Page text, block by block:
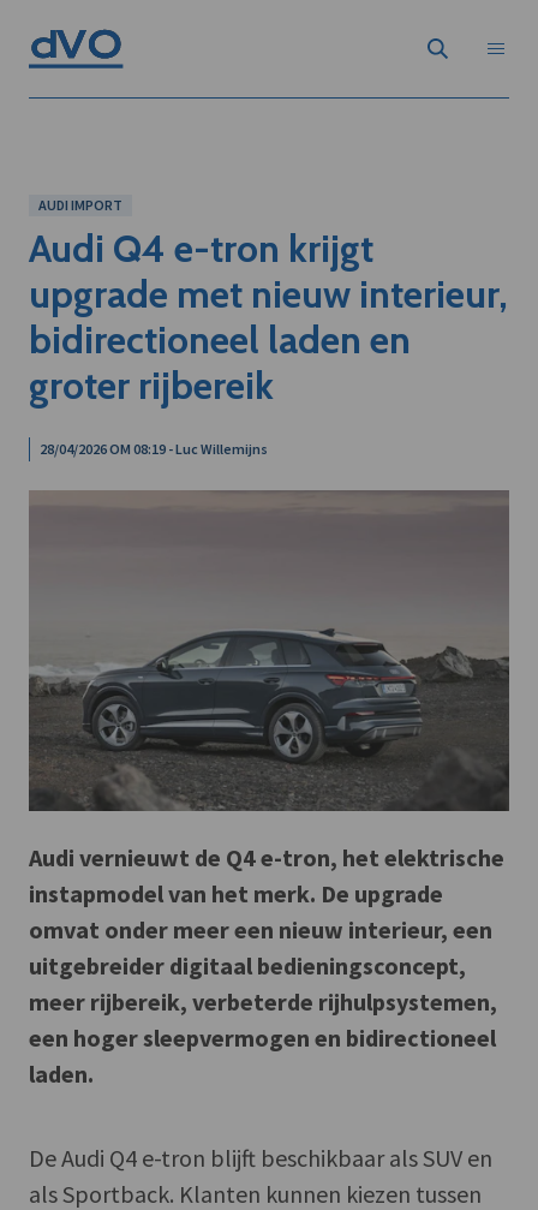
AUDI IMPORT
Audi Q4 e-tron krijgt
upgrade met nieuw interieur,
bidirectioneel laden en
groter rijbereik
28/04/2026 OM 08:19 - Luc Willemijns
Audi vernieuwt de Q4 e-tron, het elektrische
instapmodel van het merk. De upgrade
omvat onder meer een nieuw interieur, een
uitgebreider digitaal bedieningsconcept,
meer rijbereik, verbeterde rijhulpsystemen,
een hoger sleepvermogen en bidirectioneel
laden.
De Audi Q4 e-tron blijft beschikbaar als SUV en
als Sportback. Klanten kunnen kiezen tussen